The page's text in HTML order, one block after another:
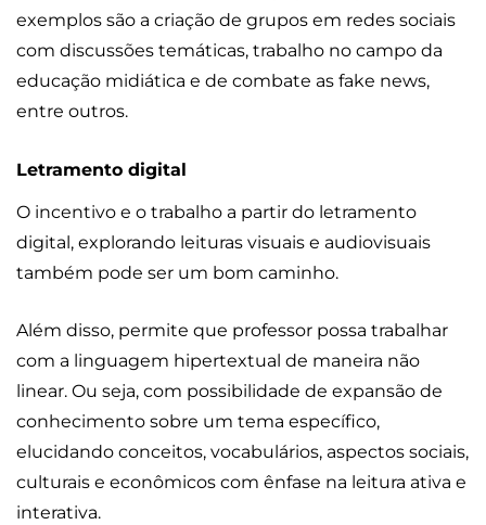
exemplos são a criação de grupos em redes sociais
com discussões temáticas, trabalho no campo da
educação midiática e de combate as fake news,
entre outros.
Letramento digital
O incentivo e o trabalho a partir do letramento
digital, explorando leituras visuais e audiovisuais
também pode ser um bom caminho.
Além disso, permite que professor possa trabalhar
com a linguagem hipertextual de maneira não
linear. Ou seja, com possibilidade de expansão de
conhecimento sobre um tema específico,
elucidando conceitos, vocabulários, aspectos sociais,
culturais e econômicos com ênfase na leitura ativa e
interativa.